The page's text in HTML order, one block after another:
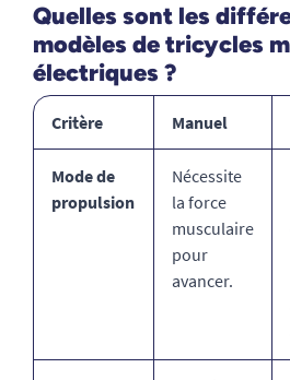
Quelles sont les
modèles de tricycles
électriques ?
Critère Manuel
Mode de
propulsion
Nécessite
la force
musculaire
pour
avancer.